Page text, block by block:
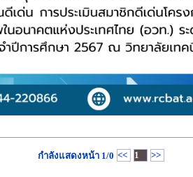
กำลังแสดงหน้า 1/0 << 1 >>